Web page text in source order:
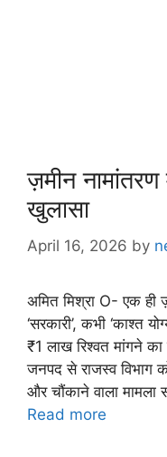
ज़मीन नामांतरण
खुलासा
April 16, 2026 by
अमित मिश्रा O- एक ही
‘सरकारी’, कभी ‘काश्त
₹1 लाख रिश्वत मांगने
जनपद से राजस्व विभाग
और चौंकाने वाला
Read more